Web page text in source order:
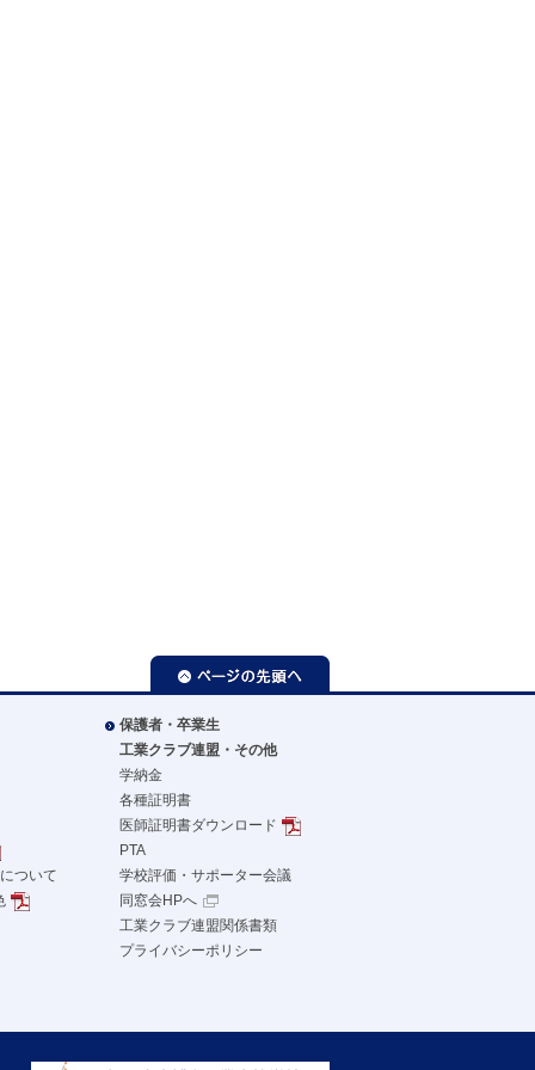
ついて
保護者・卒業生
工業クラブ連盟・その他
学納金
各種証明書
医師証明書ダウンロード
PTA
学校評価・サポーター会議
同窓会HPへ
工業クラブ連盟関係書類
プライバシーポリシー